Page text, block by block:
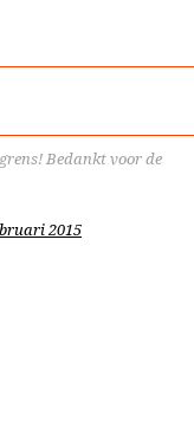
Bedankt voor de
2015